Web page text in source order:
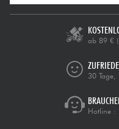
ab 89 €
30
Hotline :